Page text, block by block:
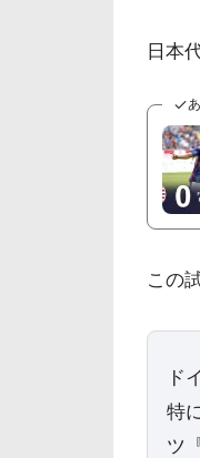
日本
この
ド
特
ツ